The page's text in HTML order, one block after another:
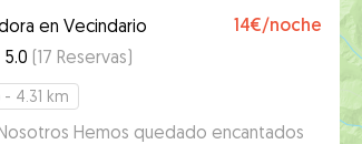
cómo cuidarlos,así que si eres como
confiar este es tu sitio😉
en Vecindario 14€/noche
5.0 (17 Reservas)
- 4.31 km
Hemos quedado encantados